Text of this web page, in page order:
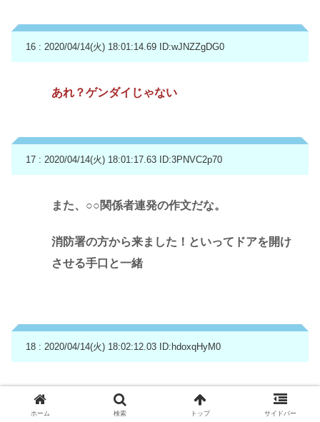
16 : 2020/04/14(火) 18:01:14.69 ID:wJNZZgDG0
あれ？ゲンダイじゃない
17 : 2020/04/14(火) 18:01:17.63 ID:3PNVC2p70
また、○○関係者連発の作文だな。
消防署の方から来ました！といってドアを開け
させる手口と一緒
18 : 2020/04/14(火) 18:02:12.03 ID:hdoxqHyM0
もう笑うしかない。
笑うしかない…
ホーム 検索 トップ サイドバー